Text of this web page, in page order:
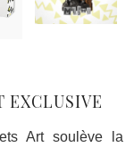
EXCLUSIVE
Art soulève la